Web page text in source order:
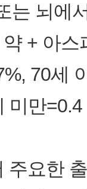
는 뇌에
+ 아
70세
미만
주요한